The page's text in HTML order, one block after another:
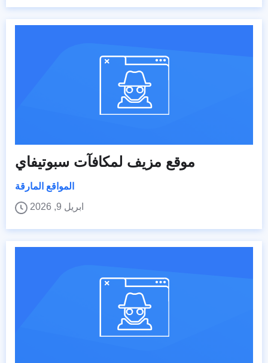
موقع مزيف لمكافآت سبوتيفاي
المواقع المارقة
ابريل 9, 2026